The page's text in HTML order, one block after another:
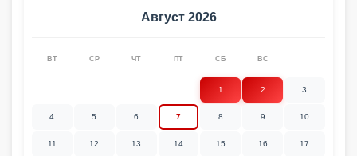
Август 2026
ВТ СР ЧТ ПТ СБ ВС
1 2 3
4 5 6 7 8 9 10
11 12 13 14 15 16 17